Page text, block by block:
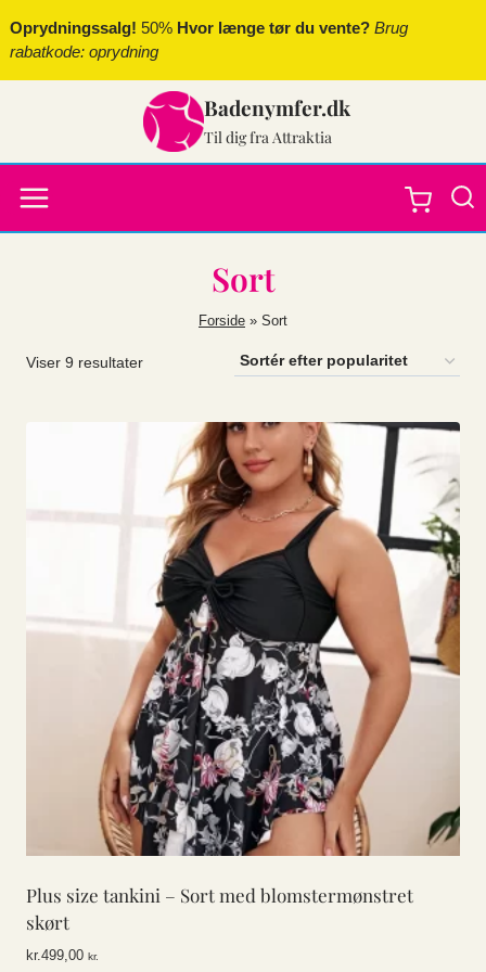
indhold
Oprydningssalg! 50% Hvor længe tør du vente? Brug
rabatkode: oprydning
Badenymfer.dk
Til dig fra Attraktia
Sort
Forside » Sort
Viser 9 resultaterSorteret
popularitet
Plus size tankini – Sort med blomstermønstret
skørt
kr. 499,00 kr.